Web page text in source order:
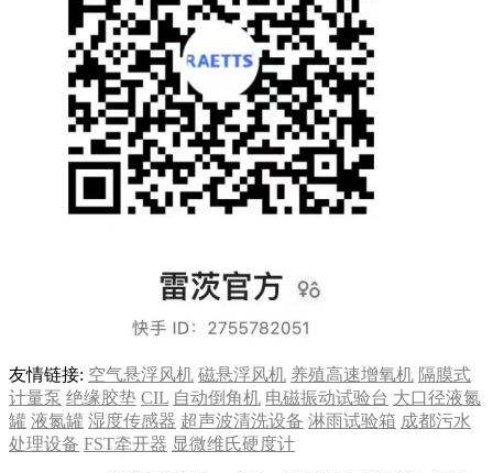
友情链接: 空气悬浮风机 磁悬浮风机 养殖高速增氧机 隔膜式
计量泵 绝缘胶垫 CIL 自动倒角机 电磁振动试验台 大口径液氮
罐 液氮罐 湿度传感器 超声波清洗设备 淋雨试验箱 成都污水
处理设备 FST牵开器 显微维氏硬度计